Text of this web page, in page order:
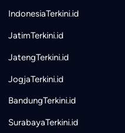
IndonesiaTerkini.id
JatimTerkini.id
JatengTerkini.id
JogjaTerkini.id
BandungTerkini.id
SurabayaTerkini.id